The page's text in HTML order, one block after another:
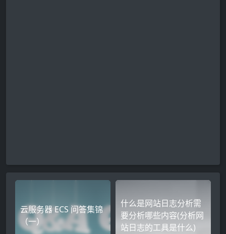
云服务器 ECS 问答集锦
（一）
什么是网站日志分析需
要分析哪些内容(分析网
站日志的工具是什么)